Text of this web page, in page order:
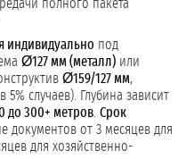
полного пакета
индивидуально под
Ø127 мм (металл) или
Ø159/127 мм,
случаев). Глубина зависит
до 300+ метров Срок
документов от 3 месяцев для
для хозяйственно-